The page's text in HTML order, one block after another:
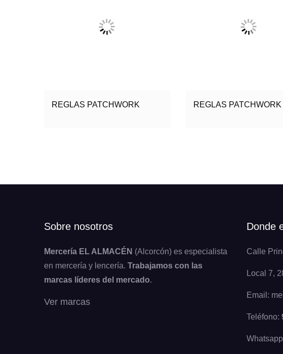
REGLAS PATCHWORK REGLAS
Sobre nosotros
Mercería EL ALMACÉN (Alcorcón) es especialista
en mercería y lencería. Trabajamos con las
marcas líderes del mercado.
Ver marcas
Donde
Calle
Local 7,
Email:
Teléfono: